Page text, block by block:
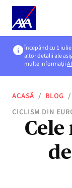
Începând cu 1
altor detalii ale
multe informații
ACASĂ / BLOG /
CICLISM DIN